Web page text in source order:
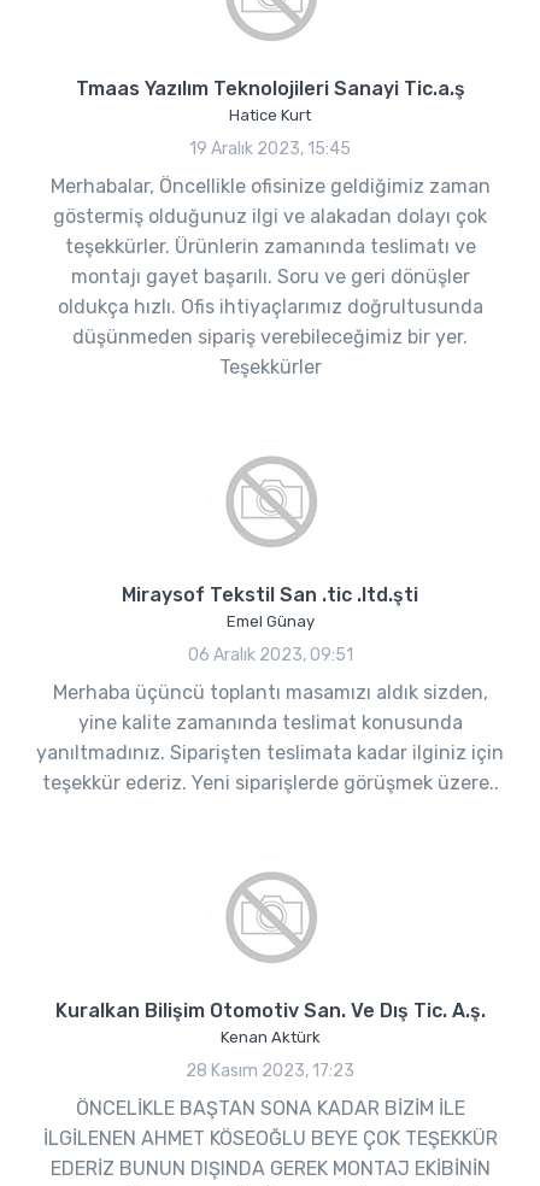
Tmaas Yazılım Teknolojileri Sanayi Tic.a.ş
Hatice Kurt
19 Aralık 2023, 15:45
Merhabalar, Öncellikle ofisinize geldiğimiz zaman
göstermiş olduğunuz ilgi ve alakadan dolayı çok
teşekkürler. Ürünlerin zamanında teslimatı ve
montajı gayet başarılı. Soru ve geri dönüşler
oldukça hızlı. Ofis ihtiyaçlarımız doğrultusunda
düşünmeden sipariş verebileceğimiz bir yer.
Teşekkürler
Miraysof Tekstil San .tic .ltd.şti
Emel Günay
06 Aralık 2023, 09:51
Merhaba üçüncü toplantı masamızı aldık sizden,
yine kalite zamanında teslimat konusunda
yanıltmadınız. Siparişten teslimata kadar ilginiz için
teşekkür ederiz. Yeni siparişlerde görüşmek üzere..
Kuralkan Bilişim Otomotiv San. Ve Dış Tic. A.ş.
Kenan Aktürk
28 Kasım 2023, 17:23
ÖNCELİKLE BAŞTAN SONA KADAR BİZİM İLE
İLGİLENEN AHMET KÖSEOĞLU BEYE ÇOK TEŞEKKÜR
EDERİZ BUNUN DIŞINDA GEREK MONTAJ EKİBİNİN